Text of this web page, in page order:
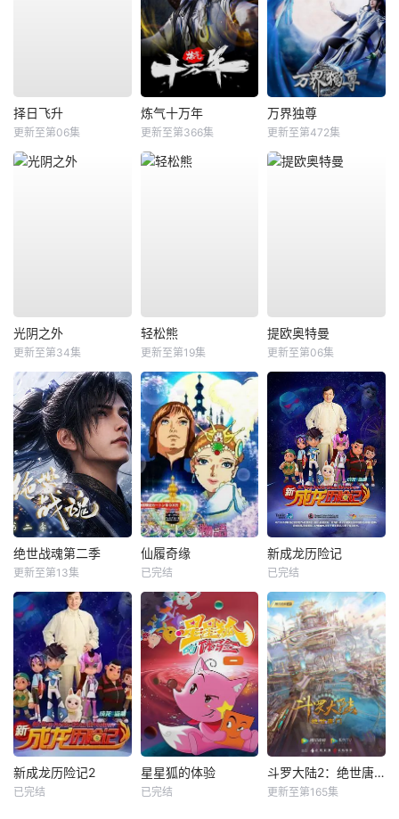
择日飞升
更新至第06集
炼气十万年
更新至第366集
万界独尊
更新至第472集
光阴之外
更新至第34集
轻松熊
更新至第19集
提欧奥特曼
更新至第06集
绝世战魂第二季
更新至第13集
仙履奇缘
已完结
新成龙历险记
已完结
新成龙历险记2
已完结
星星狐的体验
已完结
斗罗大陆2：绝世唐门
更新至第165集